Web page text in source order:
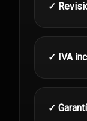
✓
✓ IVA
✓